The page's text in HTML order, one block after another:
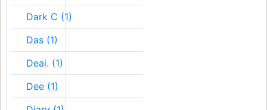
Dark C (1)
Das (1)
Deai. (1)
Dee (1)